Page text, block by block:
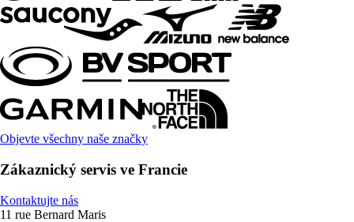
Objevte všechny naše značky
Zákaznický servis ve Francie
Kontaktujte nás
11 rue Bernard Maris